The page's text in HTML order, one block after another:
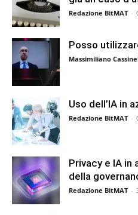
Redazione BitMAT -
Posso
Massimiliano
Uso dell’IA in
Redazione BitMAT -
Privacy e IA in
della
Redazione BitMAT -